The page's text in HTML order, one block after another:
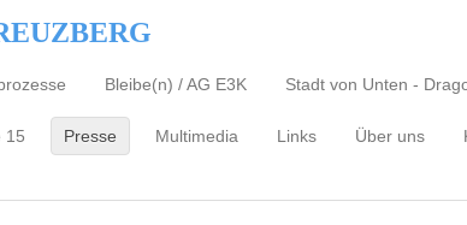
Bleibe(n) / AG E3K Stadt von Unten -
15 Presse Multimedia Links Über uns